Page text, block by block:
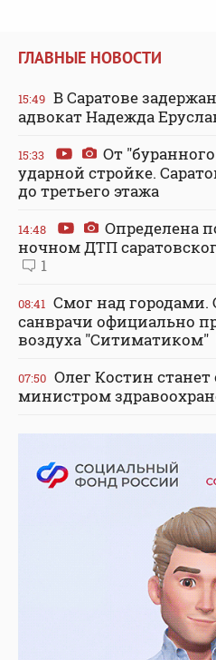
ГЛАВНЫЕ НОВОСТИ
15:49 В Саратове
адвокат Надежда
15:33
От
ударной стройке.
до третьего этажа
14:48
Определена
ночном ДТП
1
08:41 Смог над городами.
санврачи официально
воздуха "Ситиматиком"
07:50 Олег Костин
министром